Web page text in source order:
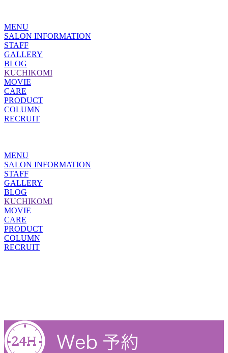
MENU
SALON INFORMATION
STAFF
GALLERY
BLOG
KUCHIKOMI
MOVIE
CARE
PRODUCT
COLUMN
RECRUIT
MENU
SALON INFORMATION
STAFF
GALLERY
BLOG
KUCHIKOMI
MOVIE
CARE
PRODUCT
COLUMN
RECRUIT